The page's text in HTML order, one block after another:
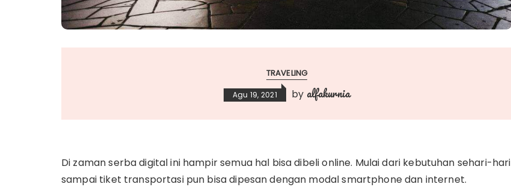
TRAVELING
Agu 19, 2021 by alfakurnia
Di zaman serba digital ini hampir semua hal bisa dibeli online. Mulai dari kebutuhan sehari-hari
sampai tiket transportasi pun bisa dipesan dengan modal smartphone dan internet.